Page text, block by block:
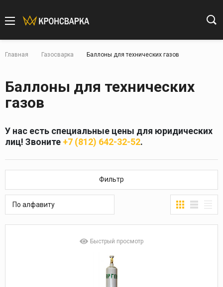
Главная Газосварка Баллоны для технических газов
Баллоны для технических
газов
У нас есть специальные цены для юридических
лиц! Звоните +7 (812) 642-32-52.
Фильтр
По алфавиту
Быстрый просмотр